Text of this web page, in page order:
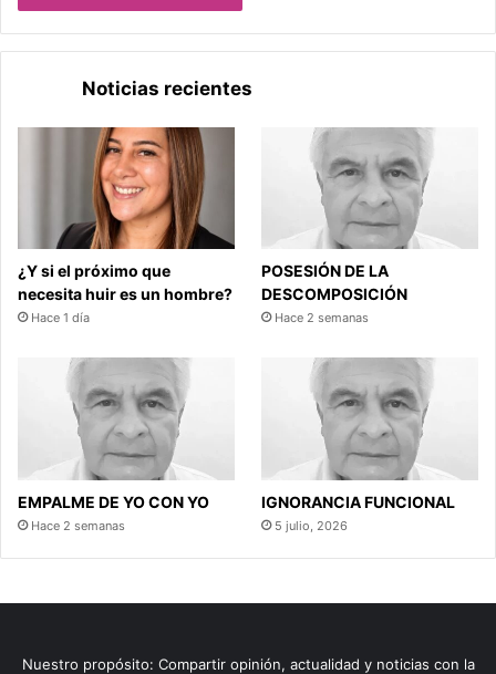
Noticias recientes
¿Y si el próximo que
necesita huir es un hombre?
Hace 1 día
POSESIÓN DE LA
DESCOMPOSICIÓN
Hace 2 semanas
EMPALME DE YO CON YO
Hace 2 semanas
IGNORANCIA FUNCIONAL
5 julio, 2026
Nuestro propósito: Compartir opinión, actualidad y noticias con la